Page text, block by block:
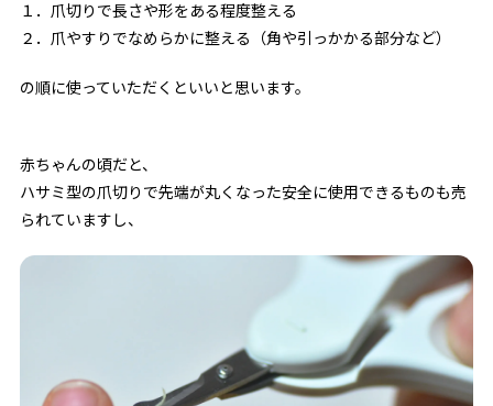
１．爪切りで長さや形をある程度整える
２．爪やすりでなめらかに整える（角や引っかかる部分など）
の順に使っていただくといいと思います。
赤ちゃんの頃だと、
ハサミ型の爪切りで先端が丸くなった安全に使用できるものも売
られていますし、